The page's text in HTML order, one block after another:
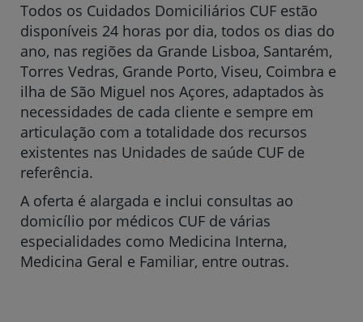
Todos os Cuidados Domiciliários CUF estão
disponíveis 24 horas por dia, todos os dias do
ano, nas regiões da Grande Lisboa, Santarém,
Torres Vedras, Grande Porto, Viseu, Coimbra e
ilha de São Miguel nos Açores, adaptados às
necessidades de cada cliente e sempre em
articulação com a totalidade dos recursos
existentes nas Unidades de saúde CUF de
referência.
A oferta é alargada e inclui consultas ao
domicílio por médicos CUF de várias
especialidades como Medicina Interna,
Medicina Geral e Familiar, entre outras.